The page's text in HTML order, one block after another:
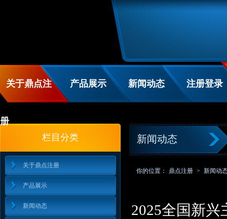
关于鼎点注
册
产品展示 新闻动态 注册登录
栏目分类
关于鼎点注册
产品展示
新闻动态
新闻动态
你的位置： 鼎点注册 > 新闻动
2025全国新